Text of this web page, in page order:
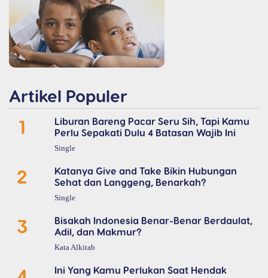
Artikel Populer
1
Liburan Bareng Pacar Seru Sih, Tapi Kamu
Perlu Sepakati Dulu 4 Batasan Wajib Ini
Single
2
Katanya Give and Take Bikin Hubungan
Sehat dan Langgeng, Benarkah?
Single
3
Bisakah Indonesia Benar-Benar Berdaulat,
Adil, dan Makmur?
Kata Alkitab
Ini Yang Kamu Perlukan Saat Hendak